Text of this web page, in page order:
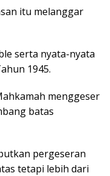
itu melanggar
serta nyata-nyata
1945.
menggeser
batas
pergeseran
tetapi lebih dari